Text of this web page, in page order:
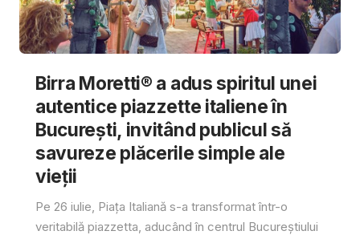
Birra Moretti® a adus spiritul unei
autentice piazzette italiene în
București, invitând publicul să
savureze plăcerile simple ale
vieții
Pe 26 iulie, Piața Italiană s-a transformat într-o
veritabilă piazzetta, aducând în centrul Bucureștiului